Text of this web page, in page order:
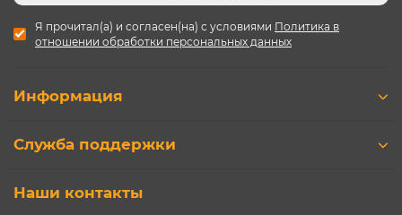
Я прочитал(а) и согласен(на) с условиями Политика в
отношении обработки персональных данных
Информация
Служба поддержки
Наши контакты